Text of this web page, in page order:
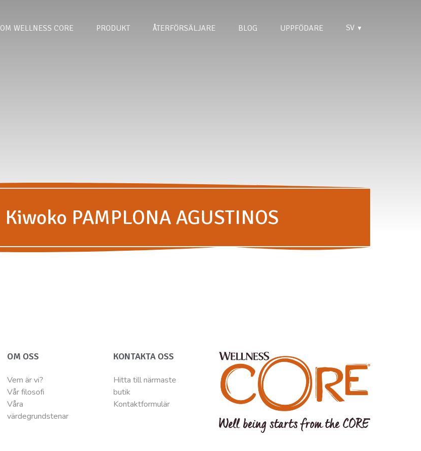
OM WELLNESS CORE PRODUKT ÅTERFÖRSÄLJARE BLOG UPPFÖDARE SV ▼
Kiwoko PAMPLONA AGUSTINOS
OM OSS
Vem är vi?
Vår filosofi
Våra
värdegrundstenar
KONTAKTA OSS
Hitta till närmaste
butik
Kontaktformulär